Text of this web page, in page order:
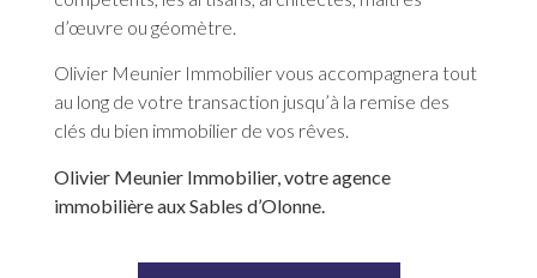
d’œuvre ou géomètre.
Olivier Meunier Immobilier vous accompagnera tout
au long de votre transaction jusqu’à la remise des
clés du bien immobilier de vos rêves.
Olivier Meunier Immobilier, votre agence
immobilière aux Sables d’Olonne.